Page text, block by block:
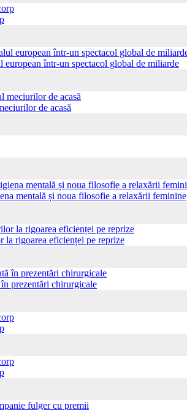
într-un spectacol global de miliarde
de acasă
mentală și noua filosofie a relaxării feminine
la rigoarea eficienței pe reprize
prezentări chirurgicale